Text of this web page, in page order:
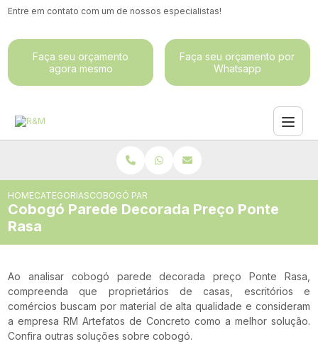
Entre em contato com um de nossos especialistas!
Faça seu orçamento
agora mesmo
Faça seu orçamento por
Whatsapp
HOMECATEGORIASCOBOGÓ PAREDE DECORADA PREÇO PONTE RASA
Cobogó Parede Decorada Preço Ponte
Rasa
Ao analisar cobogó parede decorada preço Ponte Rasa,
compreenda que proprietários de casas, escritórios e
comércios buscam por material de alta qualidade e consideram
a empresa RM Artefatos de Concreto como a melhor solução.
Confira outras soluções sobre cobogó.